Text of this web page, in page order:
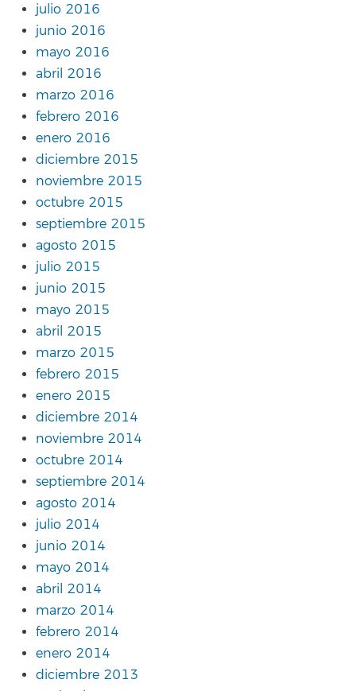
julio 2016
junio 2016
mayo 2016
abril 2016
marzo 2016
febrero 2016
enero 2016
diciembre 2015
noviembre 2015
octubre 2015
septiembre 2015
agosto 2015
julio 2015
junio 2015
mayo 2015
abril 2015
marzo 2015
febrero 2015
enero 2015
diciembre 2014
noviembre 2014
octubre 2014
septiembre 2014
agosto 2014
julio 2014
junio 2014
mayo 2014
abril 2014
marzo 2014
febrero 2014
enero 2014
diciembre 2013